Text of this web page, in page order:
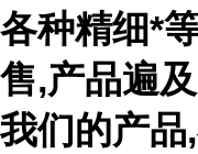
各种精细*
售,产品遍
我们的产